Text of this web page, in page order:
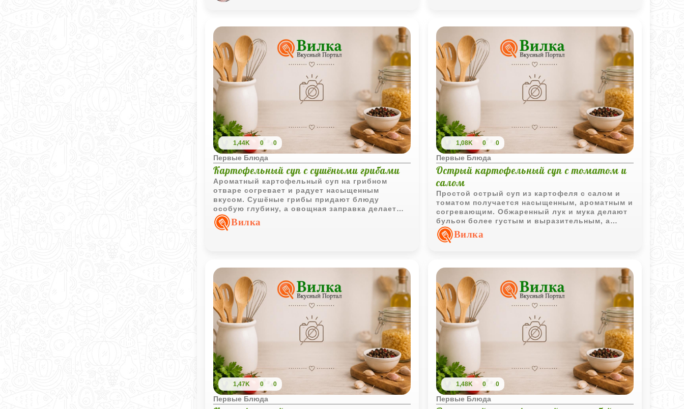
1,44K 0 0
Первые Блюда
Картофельный суп с сушёными грибами
Ароматный картофельный суп на грибном
отваре согревает и радует насыщенным
вкусом. Сушёные грибы придают блюду
особую глубину, а овощная заправка делает
его более сытным и выразительным.
Вилка
1,08K 0 0
Первые Блюда
Острый картофельный суп с томатом и
салом
Простой острый суп из картофеля с салом и
томатом получается насыщенным, ароматным и
согревающим. Обжаренный лук и мука делают
бульон более густым и выразительным, а
красный перец придает блюду приятную
пикантность.
Вилка
1,47K 0 0
Первые Блюда
1,48K 0 0
Первые Блюда